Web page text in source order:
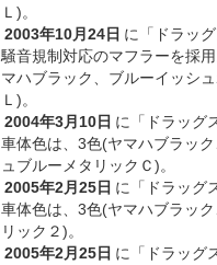
Ｌ)。
2003年10月24日 に「ドラッ
騒音規制対応のマフラーを採
マハブラック、ブルーイッシ
Ｌ)。
2004年3月10日 に「ドラッグ
車体色は、3色(ヤマハブラッ
ュブルーメタリックＣ)。
2005年2月25日 に「ドラッグ
車体色は、3色(ヤマハブラッ
リック２)。
2005年2月25日 に「ドラッグ